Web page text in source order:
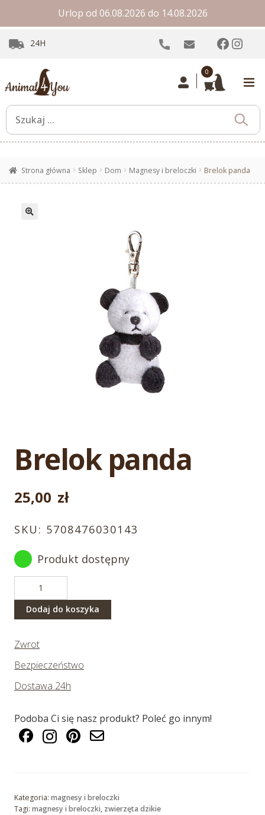
Urlop od 06.08.2026 do 14.08.2026
24H
0
Strona główna Sklep Dom Magnesy i breloczki Brelok panda
Brelok panda
25,00 zł
SKU: 5708476030143
Produkt dostępny
panda
Dodaj do koszyka
Zwrot
Bezpieczeństwo
Dostawa 24h
Podoba Ci się nasz produkt? Poleć go innym!
Kategoria: magnesy i breloczki
Tagi: magnesy i breloczki, zwierzęta dzikie